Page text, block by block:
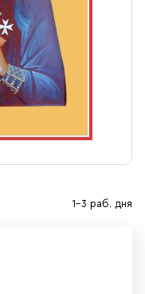
1-3 раб. дня